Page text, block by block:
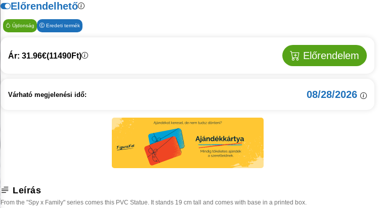
Előrendelhető
Újdonság Eredeti termék
Ár: 31.96€(11490Ft) Előrendelem
Várható megjelenési idő: 08/28/2026
Leírás
From the "Spy x Family" series comes this PVC Statue. It stands 19 cm tall and comes with base in a printed box.